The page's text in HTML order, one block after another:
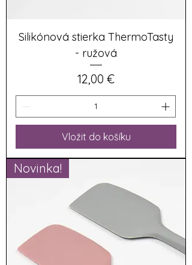
Silikónová stierka ThermoTasty
- ružová
Cena
12,00 €
Vložit do košíku
Novinka!